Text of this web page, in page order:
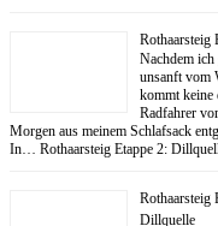
Rothaarsteig
Nachdem ich
unsanft vom
kommt keine
Radfahrer
Morgen aus meinem Schlafsack
In… Rothaarsteig Etappe 2:
Rothaarsteig
Dillquelle